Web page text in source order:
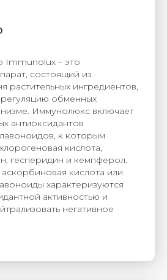
Immunolux – это
состоящий из
растительных ингредиентов,
регуляцию обменных
Иммунолюкс включает
антиоксидантов
к которым
кислота,
гесперидин и кемпферол.
кислота или
характеризуются
активностью и
негативное